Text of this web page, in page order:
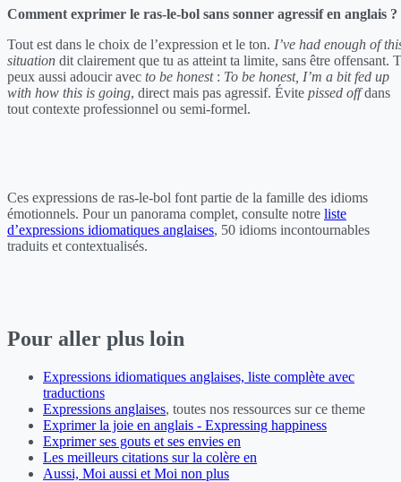
Comment exprimer le ras-le-bol sans sonner agressif en anglais ?
Tout est dans le choix de l’expression et le ton. I’ve had enough of
situation dit clairement que tu as atteint ta limite, sans être offensant.
peux aussi adoucir avec to be honest: To be honest, I’m a bit fed up
with how this is going, direct mais pas agressif. Évite pissed offdans
tout contexte professionnel ou semi-formel.
Ces expressions de ras-le-bol font partie de la famille des idioms
émotionnels. Pour un panorama complet, consulte notre liste
d’expressions idiomatiques anglaises, 50 idioms incontournables
traduits et contextualisés.
Pour aller plus loin
Expressions idiomatiques anglaises, liste complète avec
traductions
Expressions anglaises, toutes nos ressources sur ce theme
Exprimer la joie en anglais - Expressing happiness
Exprimer ses gouts et ses envies en
Les meilleurs citations sur la colère en
Aussi, Moi aussi et Moi non plus